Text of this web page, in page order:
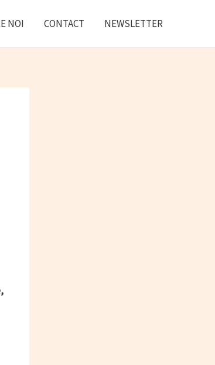
NOI CONTACT NEWSLETTER